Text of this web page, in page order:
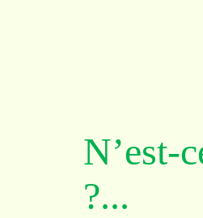
N’est-
?...